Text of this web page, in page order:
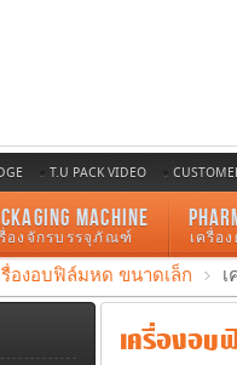
T.U PACK VIDEO
MACHINE
รื่องจักรบรรจุภัณฑ์ เครื่อ
รื่องอบฟิล์มหด ขนาดเล็ก
เครื่องอบฟิ